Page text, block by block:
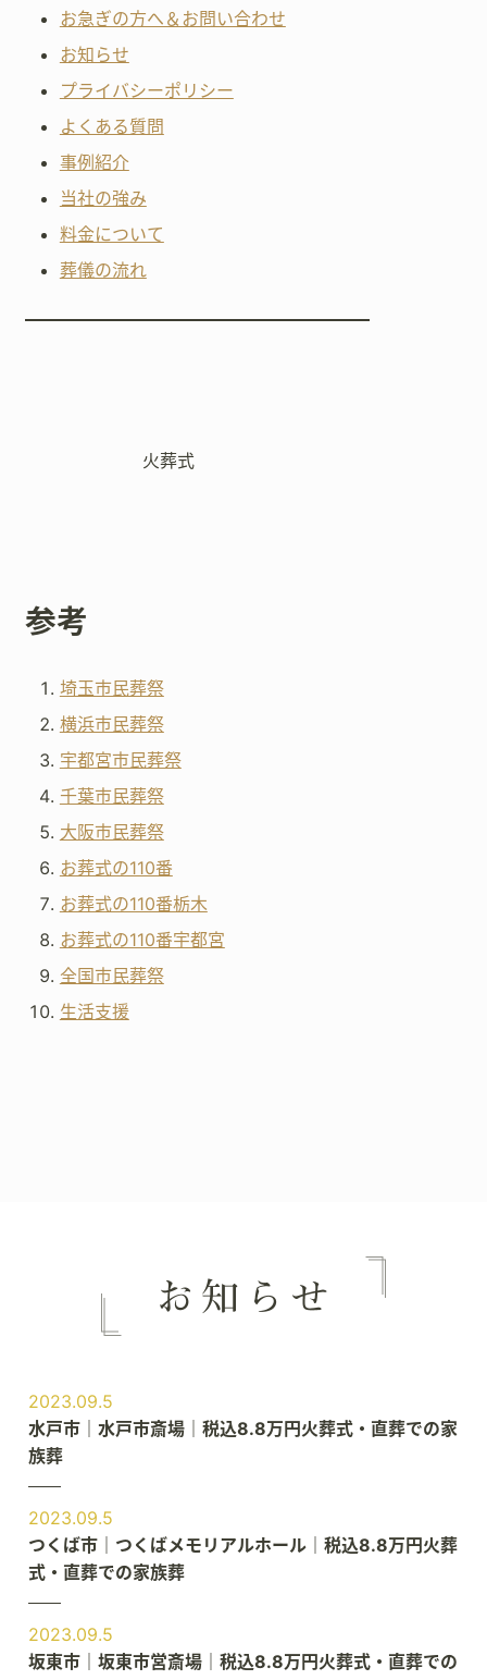
お急ぎの方へ＆お問い合わせ
お知らせ
プライバシーポリシー
よくある質問
事例紹介
当社の強み
料金について
葬儀の流れ
火葬式
参考
埼玉市民葬祭
横浜市民葬祭
宇都宮市民葬祭
千葉市民葬祭
大阪市民葬祭
お葬式の110番
お葬式の110番栃木
お葬式の110番宇都宮
全国市民葬祭
生活支援
2023.09.5
水戸市｜水戸市斎場｜税込8.8万円火葬式・直葬での家
族葬
2023.09.5
つくば市｜つくばメモリアルホール｜税込8.8万円火葬
式・直葬での家族葬
2023.09.5
坂東市｜坂東市営斎場｜税込8.8万円火葬式・直葬での